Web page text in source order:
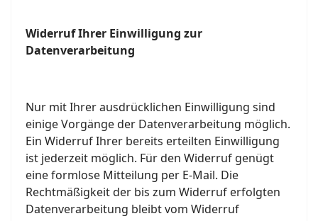
Widerruf Ihrer Einwilligung zur
Datenverarbeitung
Nur mit Ihrer ausdrücklichen Einwilligung sind
einige Vorgänge der Datenverarbeitung möglich.
Ein Widerruf Ihrer bereits erteilten Einwilligung
ist jederzeit möglich. Für den Widerruf genügt
eine formlose Mitteilung per E-Mail. Die
Rechtmäßigkeit der bis zum Widerruf erfolgten
Datenverarbeitung bleibt vom Widerruf